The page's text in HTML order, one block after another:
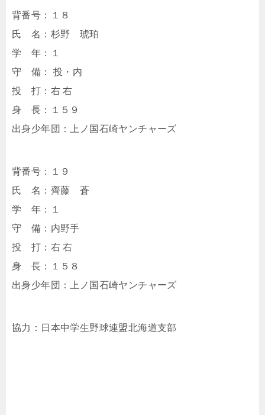
背番号：１８
氏 名：杉野 琥珀
学 年：１
守 備： 投・内
投 打：右 右
身 長：１５９
出身少年団：上ノ国石崎ヤンチャーズ
背番号：１９
氏 名：齊藤 蒼
学 年：１
守 備：内野手
投 打：右 右
身 長：１５８
出身少年団：上ノ国石崎ヤンチャーズ
協力：日本中学生野球連盟北海道支部